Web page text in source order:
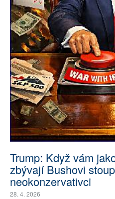
Trump: Když vám
zbývají Bushovi
neokonzervativci
28. 4. 2026